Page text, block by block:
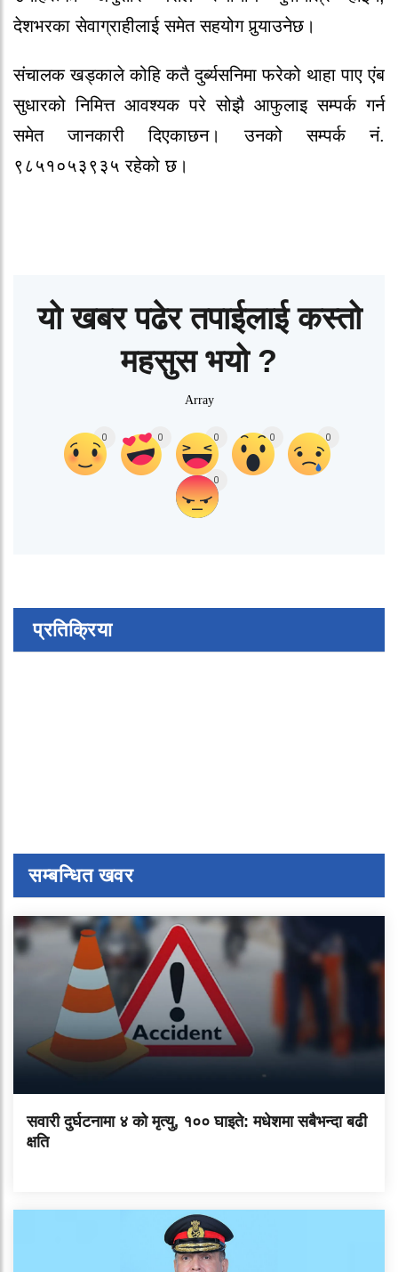
देशभरका सेवाग्राहीलाई समेत सहयोग पुर्‍याउनेछ।
संचालक खड्काले कोहि कतै दुर्ब्यसनिमा फरेको थाहा पाए एंब
सुधारको निमित्त आवश्यक परे सोझै आफुलाइ सम्पर्क गर्न
समेत जानकारी दिएकाछन। उनको सम्पर्क नं.
९८५१०५३९३५ रहेको छ।
यो खबर पढेर तपाईलाई कस्तो
महसुस भयो ?
Array
0 0 0 0 0
0
प्रतिक्रिया
सम्बन्धित खवर
सवारी दुर्घटनामा ४ को मृत्यु, १०० घाइते: मधेशमा सबैभन्दा बढी
क्षति